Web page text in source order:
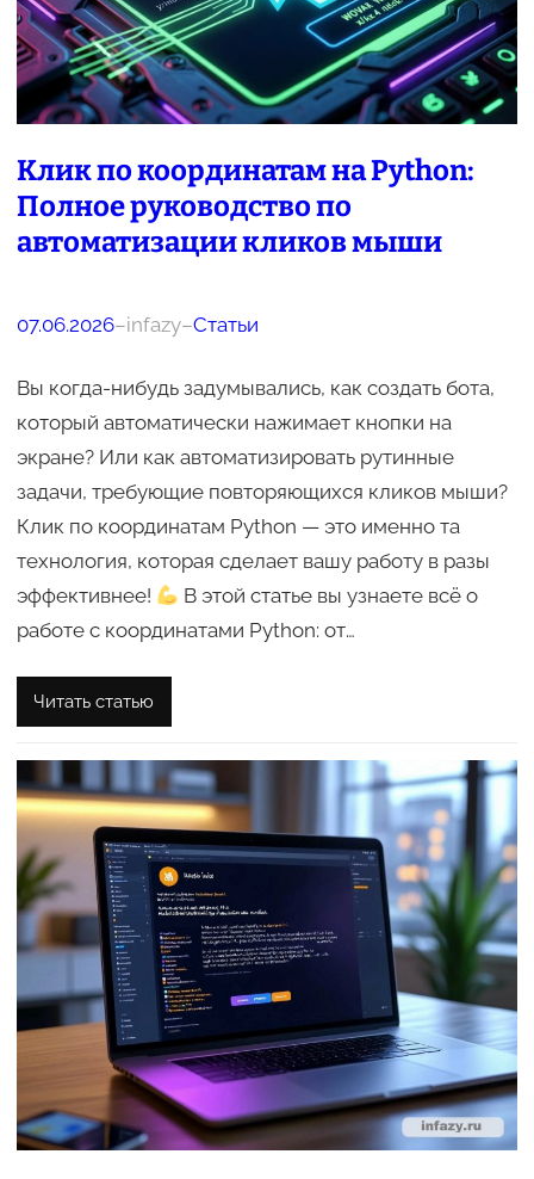
Клик по координатам на Python:
Полное руководство по
автоматизации кликов мыши
07.06.2026–infazy–Статьи
Вы когда-нибудь задумывались, как создать бота,
который автоматически нажимает кнопки на
экране? Или как автоматизировать рутинные
задачи, требующие повторяющихся кликов мыши?
Клик по координатам Python — это именно та
технология, которая сделает вашу работу в разы
эффективнее!
В этой статье вы узнаете всё о
работе с координатами Python: от…
Читать статью